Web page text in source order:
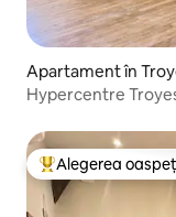
Apartament în
Hypercentre
Locuință din topul
Alegerea